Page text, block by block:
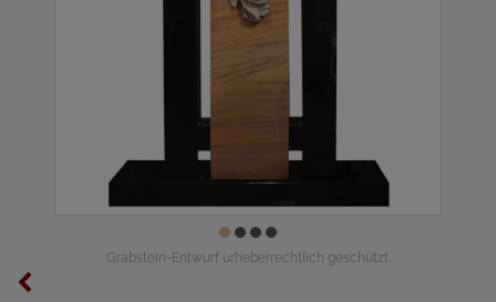
Grabstein-Entwurf urheberrechtlich geschützt.